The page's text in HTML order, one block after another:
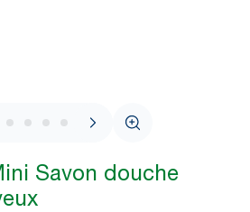
1 / 6
Savon douche